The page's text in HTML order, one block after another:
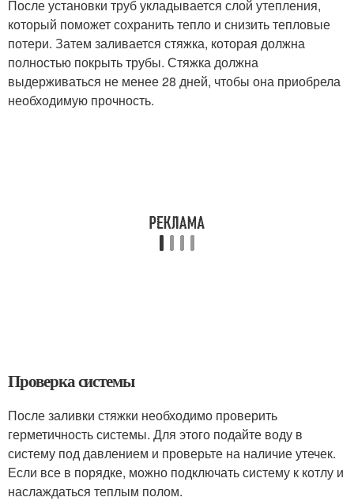
После установки труб укладывается слой утепления,
который поможет сохранить тепло и снизить тепловые
потери. Затем заливается стяжка, которая должна
полностью покрыть трубы. Стяжка должна
выдерживаться не менее 28 дней, чтобы она приобрела
необходимую прочность.
Проверка системы
После заливки стяжки необходимо проверить
герметичность системы. Для этого подайте воду в
систему под давлением и проверьте на наличие утечек.
Если все в порядке, можно подключать систему к котлу и
наслаждаться теплым полом.